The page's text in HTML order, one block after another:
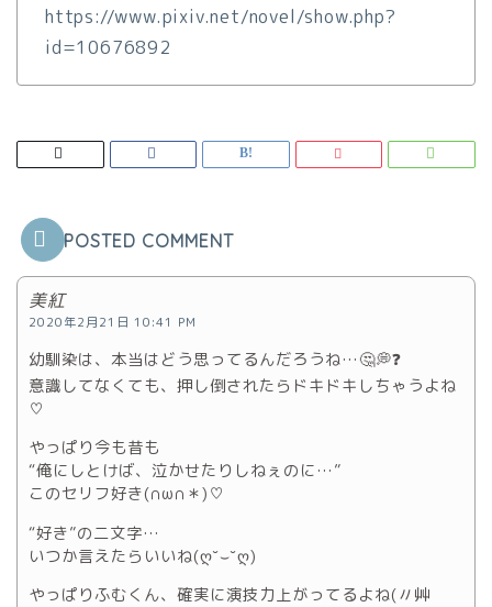
https://www.pixiv.net/novel/show.php?
id=10676892
POSTED COMMENT
美紅
2020年2月21日 10:41 PM
幼馴染は、本当はどう思ってるんだろうね‪…🤔💭❓
意識してなくても、押し倒されたらドキドキしちゃうよね‪
♡
やっぱり今も昔も
“俺にしとけば、泣かせたりしねぇのに…”
このセリフ好き(∩ω∩＊)♡
“好き”の二文字…
いつか言えたらいいね‪(ღ˘⌣˘ღ)
やっぱりふむくん、確実に演技力上がってるよね(〃艸